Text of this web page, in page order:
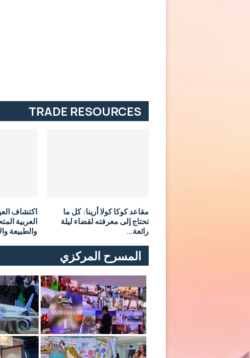
TRADE RESOURCES
اكتشاف
العربية
والطبيعة
مقاعد كوكا كولا أرينا: كل ما
تحتاج إلى معرفته لقضاء ليلة
رائعة...
المسرح المركزي